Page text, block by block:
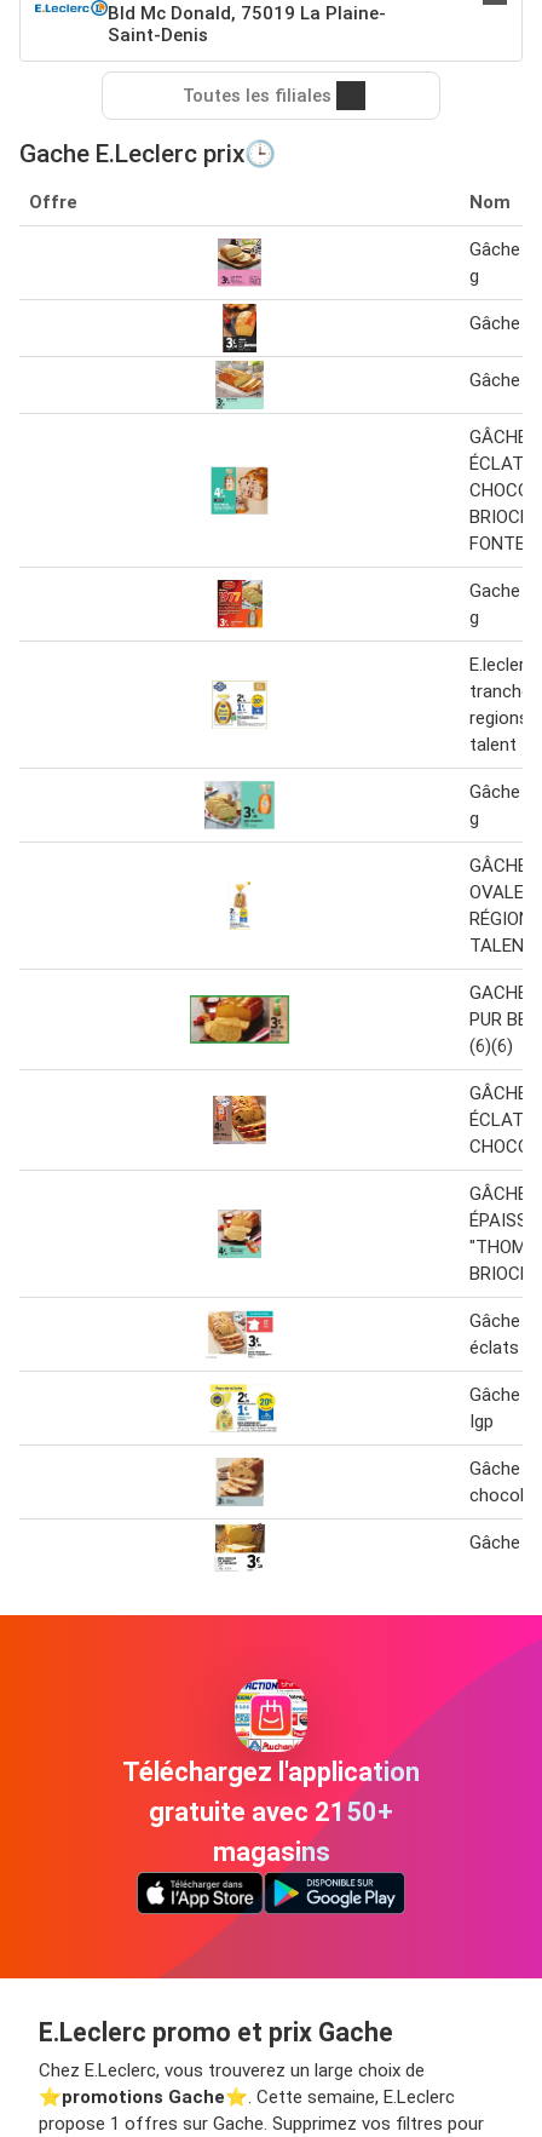
Bld Mc Donald, 75019 La Plaine-
Saint-Denis
Toutes les filiales
Gache E.Leclerc prix🕒
Offre Nom
Gâche
g
Gâche
Gâche
GÂCHE
ÉCLATS
Gache
g
E.leclerc
regions
talent
Gâche
g
GÂCHE
OVALE
TALENT
GACHE
PUR
(6)(6)
GÂCHE
ÉCLATS
GÂCHE
Gâche
éclats 3
Gâche
Igp
Gâche
Gâche
Téléchargez l'application
gratuite avec 2150+
magasins
E.Leclerc promo et prix Gache
Chez E.Leclerc, vous trouverez un large choix de
⭐️promotions Gache⭐️. Cette semaine, E.Leclerc
propose 1 offres sur Gache. Supprimez vos filtres pour